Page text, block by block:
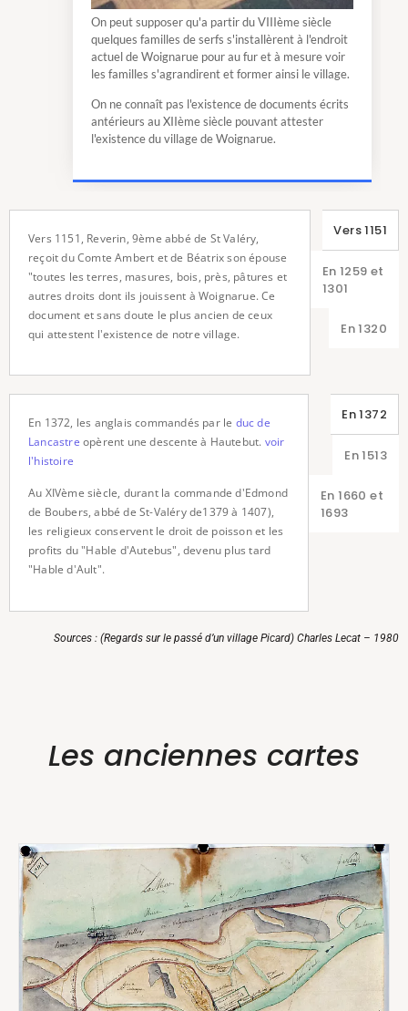
On peut supposer qu'a partir du VIIIème siècle
quelques familles de serfs s'installèrent à l'endroit
actuel de Woignarue pour au fur et à mesure voir
les familles s'agrandirent et former ainsi le village.
On ne connaît pas l'existence de documents écrits
antérieurs au XIIème siècle pouvant attester
l'existence du village de Woignarue.
Vers 1151
En 1259 et
1301
En 1320
Vers 1151, Reverin, 9ème abbé de St Valéry,
reçoit du Comte Ambert et de Béatrix son épouse
"toutes les terres, masures, bois, près, pâtures et
autres droits dont ils jouissent à Woignarue. Ce
document et sans doute le plus ancien de ceux
qui attestent l'existence de notre village.
En 1372
En 1513
En 1660 et
1693
En 1372, les anglais commandés par le duc de
Lancastre opèrent une descente à Hautebut. voir
l'histoire
Au XIVème siècle, durant la commande d'Edmond
de Boubers, abbé de St-Valéry de1379 à 1407),
les religieux conservent le droit de poisson et les
profits du "Hable d'Autebus", devenu plus tard
"Hable d'Ault".
Sources : (Regards sur le passé d’un village Picard) Charles Lecat – 1980
Les anciennes cartes